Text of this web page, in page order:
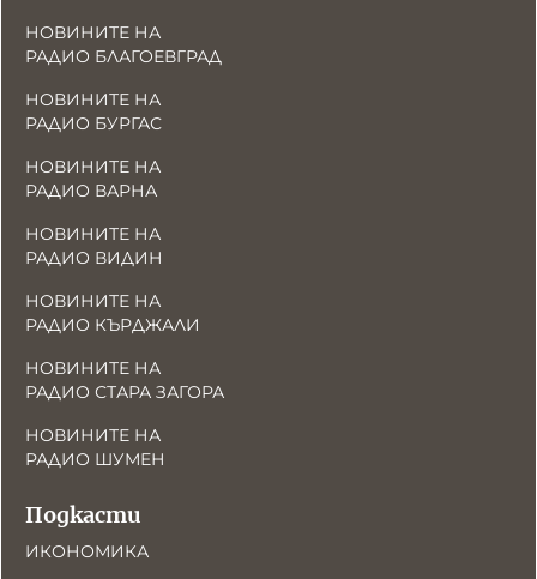
НОВИНИТЕ НА
РАДИО БЛАГОЕВГРАД
НОВИНИТЕ НА
РАДИО БУРГАС
НОВИНИТЕ НА
РАДИО ВАРНА
НОВИНИТЕ НА
РАДИО ВИДИН
НОВИНИТЕ НА
РАДИО КЪРДЖАЛИ
НОВИНИТЕ НА
РАДИО СТАРА ЗАГОРА
НОВИНИТЕ НА
РАДИО ШУМЕН
Подкасти
ИКОНОМИКА